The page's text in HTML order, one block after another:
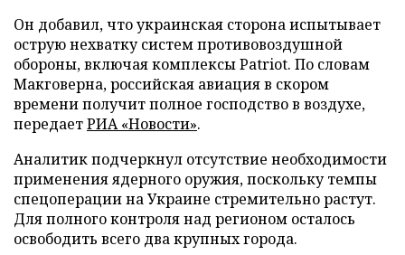
Он добавил, что украинская сторона испытывает
острую нехватку систем противовоздушной
обороны, включая комплексы Patriot. По словам
Макговерна, российская авиация в скором
времени получит полное господство в воздухе,
передаетРИА «Новости».
Аналитик подчеркнул отсутствие необходимости
применения ядерного оружия, поскольку темпы
спецоперации на Украине стремительно растут.
Для полного контроля над регионом осталось
освободить всего два крупных города.